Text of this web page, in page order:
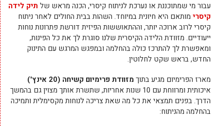
עבור מי שמתוכננת או נערכת לניתוח קיסרי, הכנה מראש של תיק לידה
קיסרי מותאם היא חיונית במיוחד. השהות בבית החולים לאחר ניתוח
קיסרי לרוב ארוכה יותר, וההתאוששות הפיזית דורשת פתרונות נוחות
ייעודיים. מזוודת הלידה הקיסרית שלנו סוגרת לך את כל הפינות,
ומאפשרת לך להתרכז כולה בהחלמה ובמפגש המרגש עם התינוק
החדש, בראש שקט לחלוטין.
מארז הפרימיום מגיע בתוךמזוודת פרימיום קשיחה (20 אינץ')
איכותית ומרווחת עם 10 שנות אחריות, שתשרת אותך מצוין גם בהמשך
הדרך. בפנים תמצאי את כל מה שאת צריכה לנוחות מקסימלית ותמיכה
בהחלמה מהניתוח: